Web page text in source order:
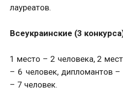
лауреатов.
Всеукраинские (3
1 место – 2 человека, 2
– 6 человек, дипломантов –
– 7 человек.